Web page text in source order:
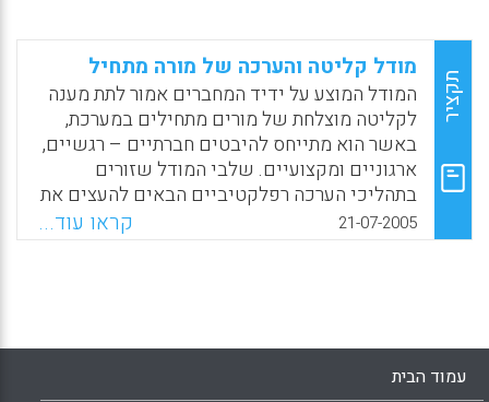
תקציר
מודל קליטה והערכה של מורה מתחיל
המודל המוצע על ידיד המחברים אמור לתת מענה
לקליטה מוצלחת של מורים מתחילים במערכת,
באשר הוא מתייחס להיבטים חברתיים – רגשיים,
ארגוניים ומקצועיים. שלבי המודל שזורים
בתהליכי הערכה רפלקטיביים הבאים להעצים את
המורה באמצעות הערכה עצמית, הערכת עמיתים
והערכת החונך ומנהל ביה"ס. מודל הקליטה המוצע
ושלב הכניסה להוראה בפועל. (מירה לאוב, אריה
קיזל)
21-07-2005 קראו עוד...
עמוד הבית